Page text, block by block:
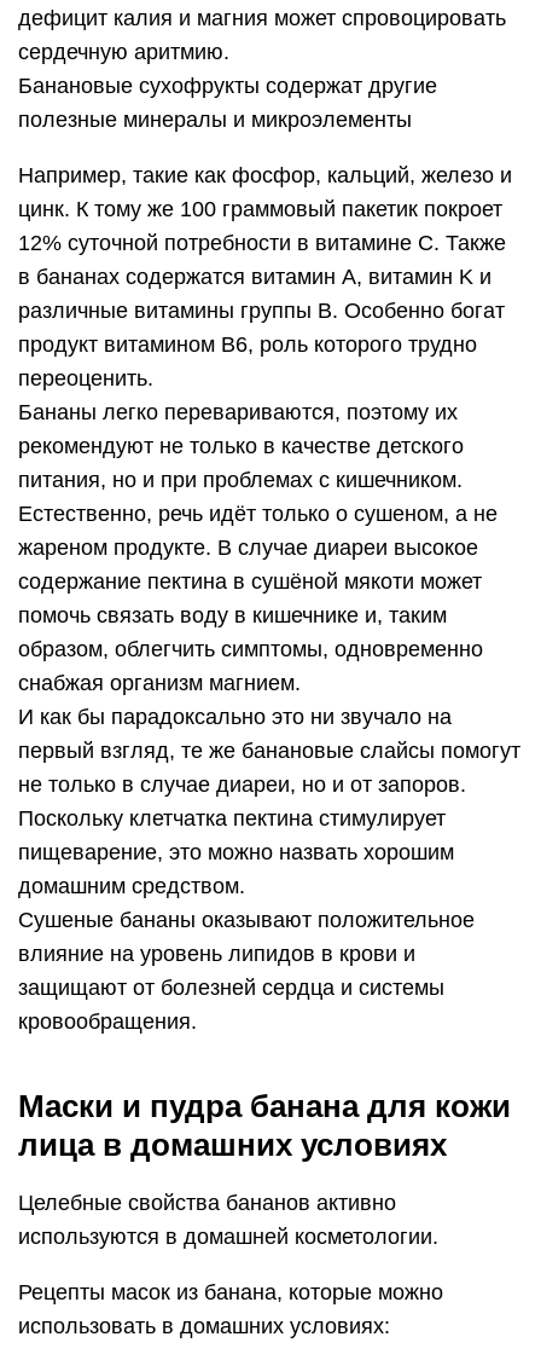
дефицит калия и магния может спровоцировать
сердечную аритмию.
Банановые сухофрукты содержат другие
полезные минералы и микроэлементы
Например, такие как фосфор, кальций, железо и
цинк. К тому же 100 граммовый пакетик покроет
12% суточной потребности в витамине C. Также
в бананах содержатся витамин A, витамин K и
различные витамины группы B. Особенно богат
продукт витамином В6, роль которого трудно
переоценить.
Бананы легко перевариваются, поэтому их
рекомендуют не только в качестве детского
питания, но и при проблемах с кишечником.
Естественно, речь идёт только о сушеном, а не
жареном продукте. В случае диареи высокое
содержание пектина в сушёной мякоти может
помочь связать воду в кишечнике и, таким
образом, облегчить симптомы, одновременно
снабжая организм магнием.
И как бы парадоксально это ни звучало на
первый взгляд, те же банановые слайсы помогут
не только в случае диареи, но и от запоров.
Поскольку клетчатка пектина стимулирует
пищеварение, это можно назвать хорошим
домашним средством.
Сушеные бананы оказывают положительное
влияние на уровень липидов в крови и
защищают от болезней сердца и системы
кровообращения.
Маски и пудра банана для кожи
лица в домашних условиях
Целебные свойства бананов активно
используются в домашней косметологии.
Рецепты масок из банана, которые можно
использовать в домашних условиях: